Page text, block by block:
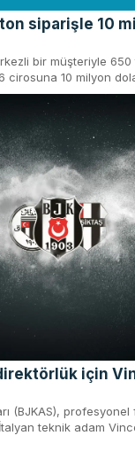
siparişle 10
bir müşteriyle
cirosuna 10 milyon
için
(BJKAS), profesyonel
teknik adam